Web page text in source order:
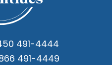
491-4444
491-4449